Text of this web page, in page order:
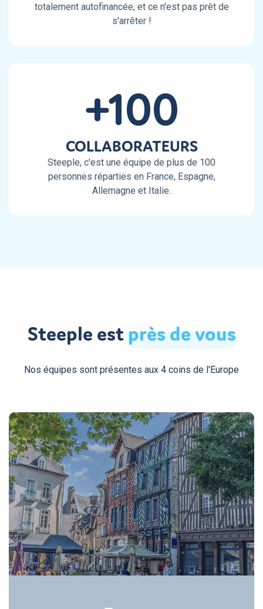
totalement autofinancée, et ce n'est pas prêt de
s'arrêter !
+100
COLLABORATEURS
Steeple, c'est une équipe de plus de 100
personnes réparties en France, Espagne,
Allemagne et Italie.
Steeple est près devous
Nos équipes sont présentes aux 4 coins de l'Europe